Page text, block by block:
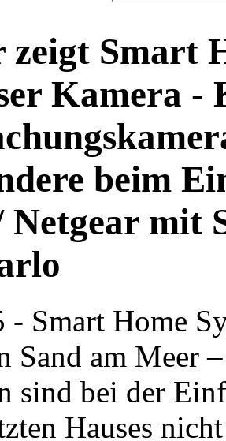
zeigt Smart
Kamera -
beim
Netgear mit
- Smart Home
Sand am Meer
sind bei der
Hauses